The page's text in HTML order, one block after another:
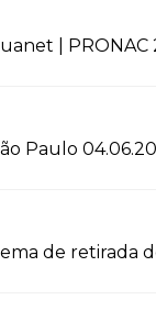
| PRONAC
Paulo
de retirada